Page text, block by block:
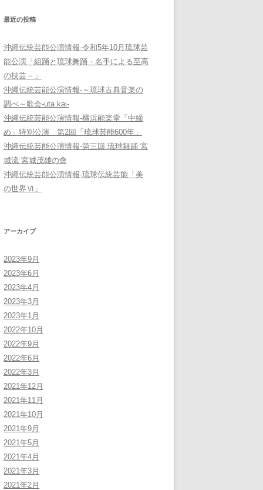
最近の投稿
沖縄伝統芸能公演情報-令和5年10月琉球芸
能公演「組踊と琉球舞踊－名手による至高
の技芸－」
沖縄伝統芸能公演情報-～琉球古典音楽の
調べ～歌会-uta kai-
沖縄伝統芸能公演情報-横浜能楽堂「中締
め」特別公演 第2回「琉球芸能600年」
沖縄伝統芸能公演情報-第三回 琉球舞踊 宮
城流 宮城茂雄の會
沖縄伝統芸能公演情報-琉球伝統芸能「美
の世界Ⅵ」
アーカイブ
2023年9月
2023年6月
2023年4月
2023年3月
2023年1月
2022年10月
2022年9月
2022年6月
2022年3月
2021年12月
2021年11月
2021年10月
2021年9月
2021年5月
2021年4月
2021年3月
2021年2月